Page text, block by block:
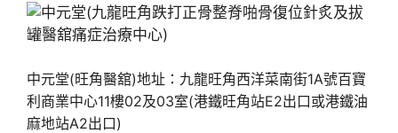
中元堂(旺角醫舘)地址：九龍旺角西洋菜南街1A號百寶
利商業中心11樓02及03室(港鐵旺角站E2出口或港鐵油
麻地站A2出口)